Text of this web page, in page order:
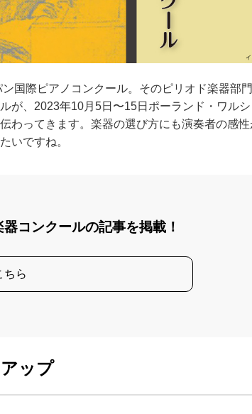
国際ピアノコンクール。そのピリオド楽器部
が、2023年10月5日〜15日ポーランド・ワル
わってきます。楽器の選び方にも演奏者の感性
いですね。
コンクールの記事を掲載！
ちら
ップ